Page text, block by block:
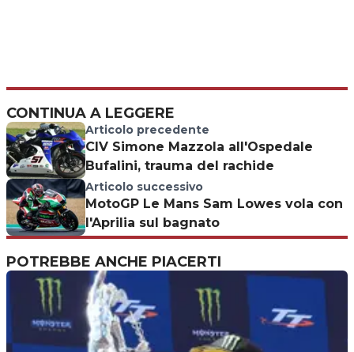
CONTINUA A LEGGERE
Articolo precedente
CIV Simone Mazzola all'Ospedale
Bufalini, trauma del rachide
Articolo successivo
MotoGP Le Mans Sam Lowes vola con
l'Aprilia sul bagnato
POTREBBE ANCHE PIACERTI